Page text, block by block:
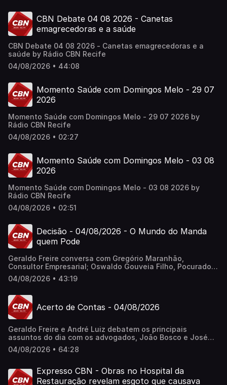
CBN Debate 04 08 2026 - Canetas
emagrecedoras e a saúde
CBN Debate 04 08 2026 - Canetas emagrecedoras e a
saúde by Rádio CBN Recife
04/08/2026 • 44:08
Momento Saúde com Domingos Melo - 29 07
2026
Momento Saúde com Domingos Melo - 29 07 2026 by
Rádio CBN Recife
04/08/2026 • 02:27
Momento Saúde com Domingos Melo - 03 08
2026
Momento Saúde com Domingos Melo - 03 08 2026 by
Rádio CBN Recife
04/08/2026 • 02:51
Decisão - 04/08/2026 - O Mundo do Manda
quem Pode
Geraldo Freire conversa com Gregório Maranhão,
Consultor Empresarial; Oswaldo Gouveia Filho, Pocurador
de Justiça do MPPE; e Francisco Queiroz, Desembargador.
04/08/2026 • 43:19
Acerto de Contas - 04/08/2026
Geraldo Freire e André Luiz debatem os principais
assuntos do dia com os advogados, João Bosco e José
Neves; o administrador de empresas, Célio Cruz; e o
jornalista, Evaldo Costa.
04/08/2026 • 64:28
Expresso CBN - Obras no Hospital da
Restauração revelam esgoto que causava